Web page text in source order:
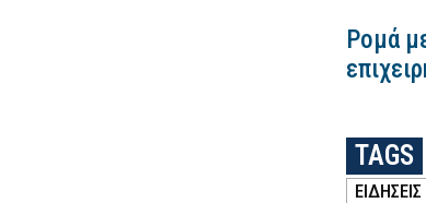
Ρομά
TAGS